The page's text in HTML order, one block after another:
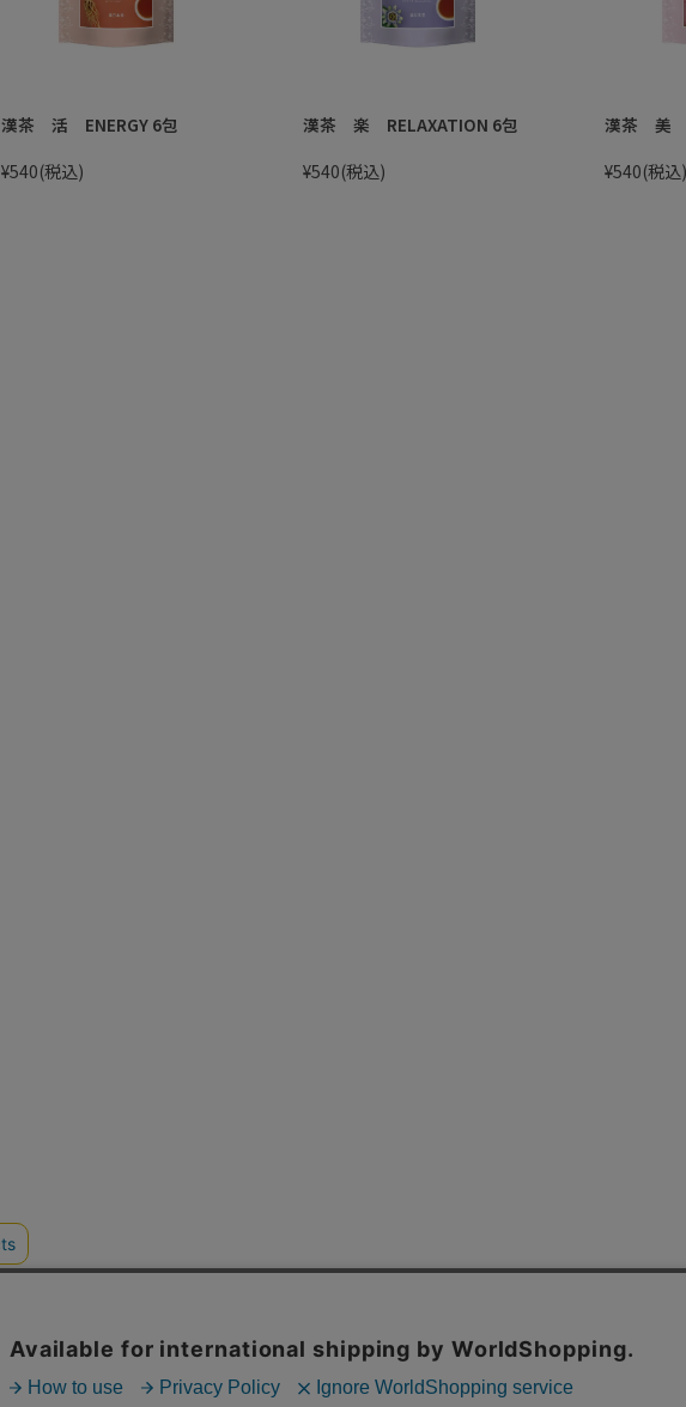
漢茶 活 ENERGY 6包
¥540(税込)
漢茶 楽 RELAXATION 6包
¥540(税込)
漢茶 美
¥540(税込)